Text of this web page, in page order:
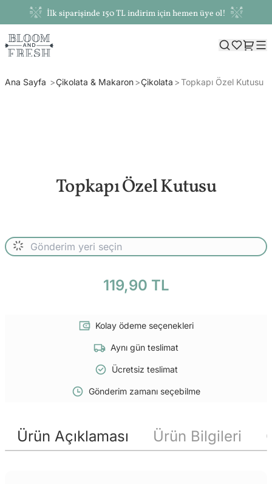
İlk siparişinde 150 TL indirim için hemen üye ol!
Ana Sayfa Çikolata & Makaron Çikolata Topkapı Özel Kutusu
Topkapı Özel Kutusu
119,90 TL
Kolay ödeme seçenekleri
Aynı gün teslimat
Ücretsiz teslimat
Gönderim zamanı seçebilme
Ürün Açıklaması Ürün Bilgileri